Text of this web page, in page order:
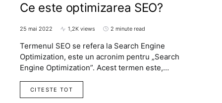
Ce este optimizarea SEO?
25 mai 2022 1,2K views 2 minute read
Termenul SEO se refera la Search Engine
Optimization, este un acronim pentru „Search
Engine Optimization”. Acest termen este,…
CITESTE TOT